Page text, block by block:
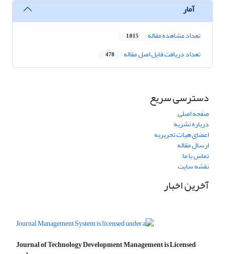
آمار
تعداد مشاهده مقاله 1,015
تعداد دریافت فایل اصل مقاله 478
دسترسی سریع
صفحه اصلی
درباره نشریه
اعضای هیات تحریریه
ارسال مقاله
تماس با ما
نقشه سایت
آخرین اخبار
Journal of Technology Development Management is Licensed